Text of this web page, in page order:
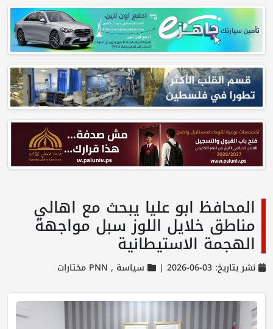
المحافظ ابو عليا يبحث مع اهالي
مناطق خلايل اللوز سبل مواجهة
الهجمة الاستيطانية
نشر بتاريخ: 03-06-2026 | سياسة , PNN مختارات